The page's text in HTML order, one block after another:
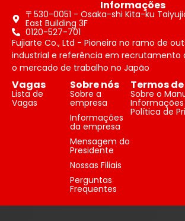
Informações
〒530-0051 - Osaka-shi Kita-ku
East Building 3F
0120-527-701
Fujiarte Co., Ltd - Pioneira no ramo de
industrial e referência em recrutamento
o mercado de trabalho no Japão
Vagas
Lista de
Vagas
Sobre nós
Sobre a
empresa
Informações
da empresa
Mensagem do
Presidente
Nossas Filiais
Perguntas
Frequentes
Termos
Sobre o
Informações
Política de